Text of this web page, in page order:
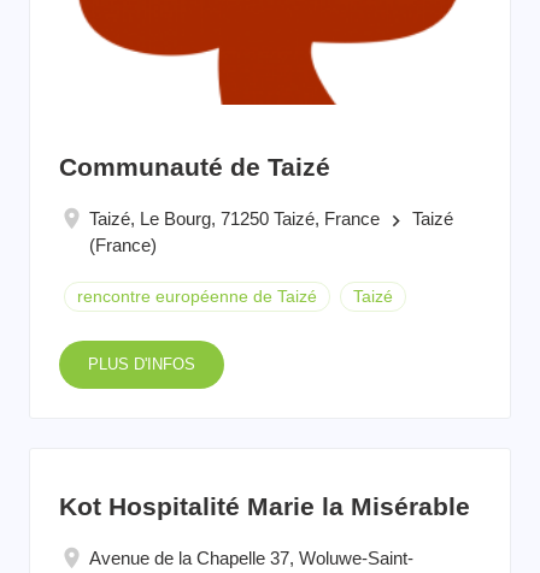
Communauté de Taizé
Taizé, Le Bourg, 71250 Taizé, France keyboard_arrow_right Taizé
(France)
rencontre européenne de Taizé Taizé
PLUS D'INFOS
Kot Hospitalité Marie la Misérable
Avenue de la Chapelle 37, Woluwe-Saint-